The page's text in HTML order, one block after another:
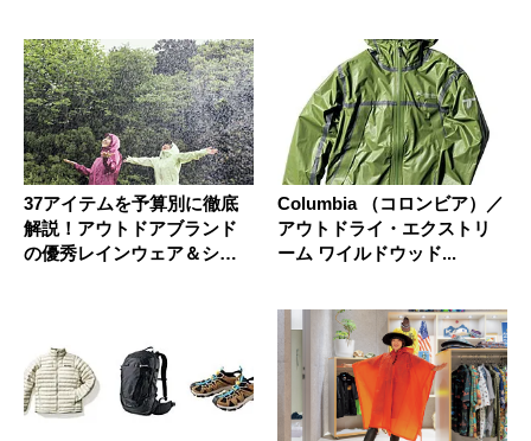
37アイテムを予算別に徹底
解説！アウトドアブランド
の優秀レインウェア＆シュ
Columbia （コロンビア）／
アウトドライ・エクストリ
ーム ワイルドウッド...